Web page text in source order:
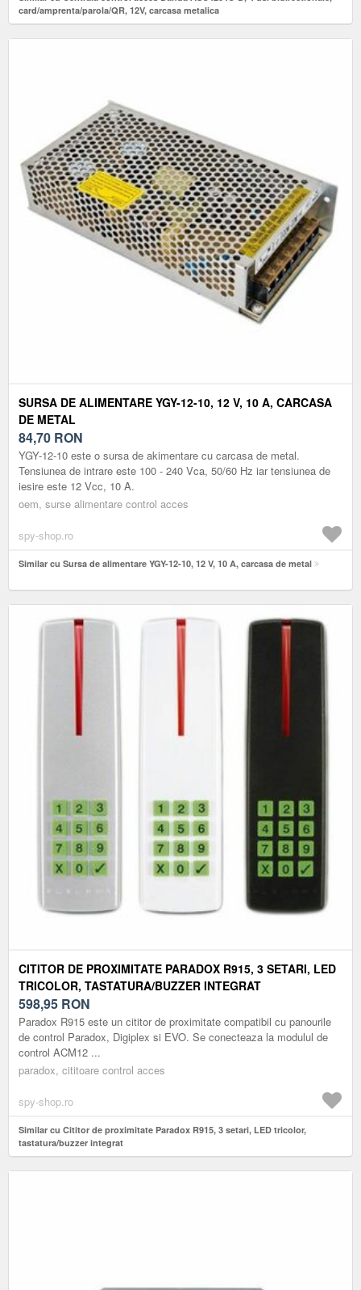
card/amprenta/parola/QR, 12V, carcasa metalica
SURSA DE ALIMENTARE YGY-12-10, 12 V, 10 A, CARCASA
DE METAL
84,70 RON
YGY-12-10 este o sursa de akimentare cu carcasa de metal.
Tensiunea de intrare este 100 - 240 Vca, 50/60 Hz iar tensiunea de
iesire este 12 Vcc, 10 A.
oem, surse alimentare control acces
spy-shop.ro
Similar cu Sursa de alimentare YGY-12-10, 12 V, 10 A, carcasa de metal
CITITOR DE PROXIMITATE PARADOX R915, 3 SETARI, LED
TRICOLOR, TASTATURA/BUZZER INTEGRAT
598,95 RON
Paradox R915 este un cititor de proximitate compatibil cu panourile
de control Paradox, Digiplex si EVO. Se conecteaza la modulul de
control ACM12 ...
paradox, cititoare control acces
spy-shop.ro
Similar cu Cititor de proximitate Paradox R915, 3 setari, LED tricolor,
tastatura/buzzer integrat